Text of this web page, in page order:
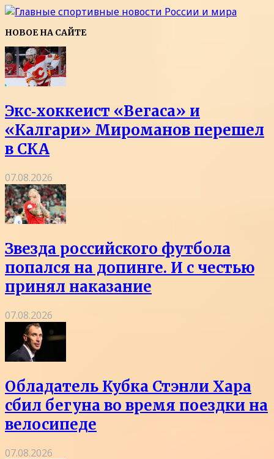
НОВОЕ НА САЙТЕ
Экс‑хоккеист «Вегаса» и
«Калгари» Мироманов перешел
в СКА
07.08.2026
Звезда российского футбола
попался на допинге. И с честью
принял наказание
07.08.2026
Обладатель Кубка Стэнли Хара
сбил бегуна во время поездки на
велосипеде
07.08.2026